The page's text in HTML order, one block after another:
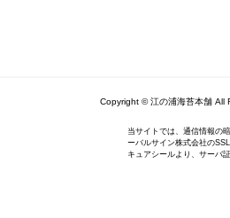
Copyright © 江の浦海苔本舗 All
当サイトでは、通信情報の
ーバルサイン株式会社の
キュアシールより、サーバ